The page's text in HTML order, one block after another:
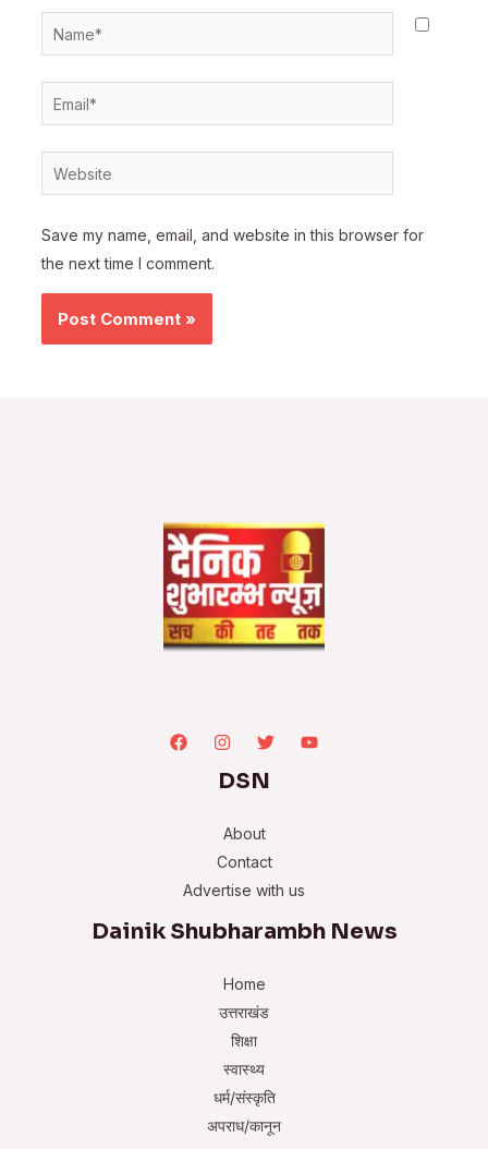
Name*
Email*
Website
Save my name, email, and website in this browser for
the next time I comment.
DSN
About
Contact
Advertise with us
Dainik Shubharambh News
Home
उत्तराखंड
शिक्षा
स्वास्थ्य
धर्म/संस्कृति
अपराध/कानून